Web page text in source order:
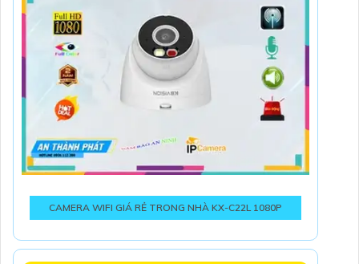
CAMERA WIFI GIÁ RẺ TRONG NHÀ KX-C22L 1080P